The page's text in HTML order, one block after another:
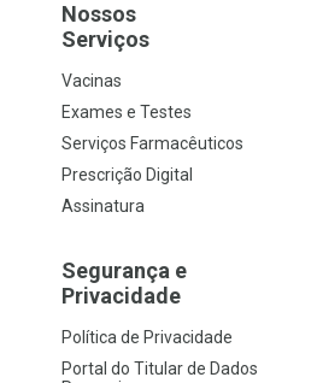
Nossos
Serviços
Vacinas
Exames e Testes
Serviços Farmacêuticos
Prescrição Digital
Assinatura
Segurança e
Privacidade
Política de Privacidade
Portal do Titular de Dados